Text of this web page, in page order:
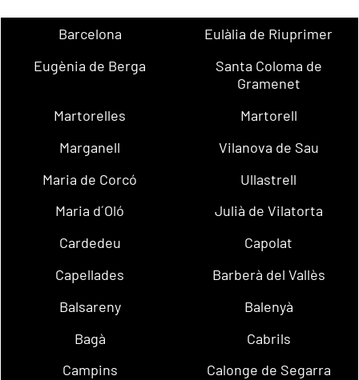
Barcelona
Eulàlia de Riuprimer
Eugènia de Berga
Santa Coloma de
Gramenet
Martorelles
Martorell
Marganell
Vilanova de Sau
Maria de Corcó
Ullastrell
Maria d´Oló
Julià de Vilatorta
Cardedeu
Capolat
Capellades
Barberà del Vallès
Balsareny
Balenyà
Bagà
Cabrils
Campins
Calonge de Segarra